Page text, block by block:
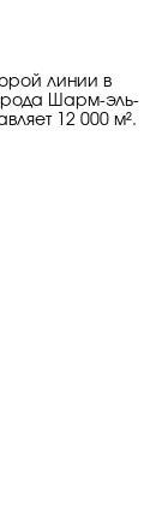
линии в
Шарм-эль-
12 000 м².